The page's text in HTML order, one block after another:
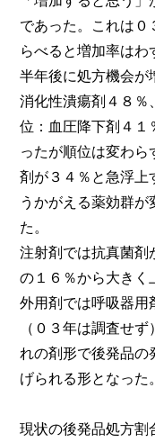
であった。これは０
らべると増加率はわ
半年後に処方機会が
消化性潰瘍剤４８％
位：血圧降下剤４１
ったが順位は変わ
剤が３４％と急浮上
うかがえる薬効群
た。
注射剤では抗真菌剤
の１６％から大きく
外用剤では呼吸器用
（０３年は調査せ
れの剤形で後発品の
げられる形となった。
現状の後発品処方割